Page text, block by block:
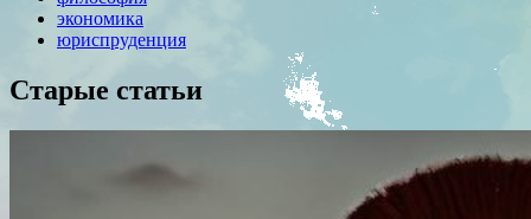
экономика
юриспруденция
Старые статьи